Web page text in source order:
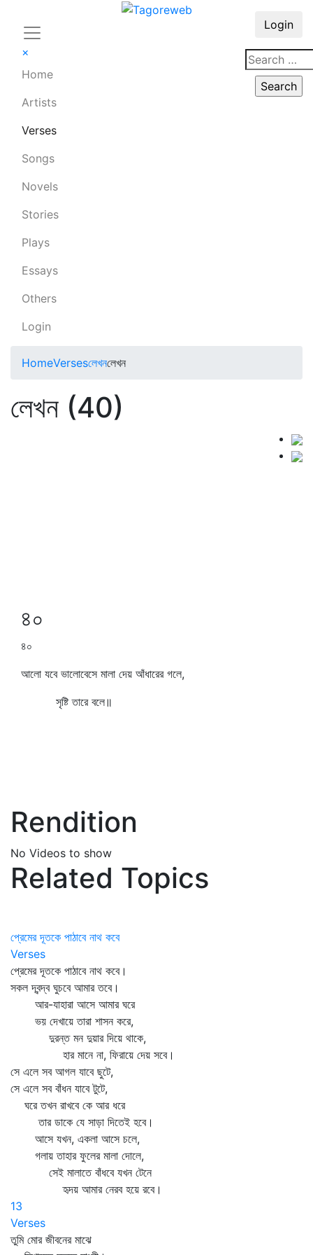
×
Home
Artists
Verses
Songs
Novels
Stories
Plays
Essays
Others
Login
Login
HomeVersesলেখনলেখন
লেখন (40)
৪০
৪০
আলো যবে ভালোবেসে মালা দেয় আঁধারের গলে,
সৃষ্টি তারে বলে॥
Rendition
No Videos to show
Related Topics
প্রেমের দূতকে পাঠাবে নাথ কবে
Verses
প্রেমের দূতকে পাঠাবে নাথ কবে।
সকল দ্বন্দ্ব ঘুচবে আমার তবে।
আর-যাহারা আসে আমার ঘরে
ভয় দেখায়ে তারা শাসন করে,
দুরন্ত মন দুয়ার দিয়ে থাকে,
হার মানে না, ফিরায়ে দেয় সবে।
সে এলে সব আগল যাবে ছুটে,
সে এলে সব বাঁধন যাবে টুটে,
ঘরে তখন রাখবে কে আর ধরে
তার ডাকে যে সাড়া দিতেই হবে।
আসে যখন, একলা আসে চলে,
গলায় তাহার ফুলের মালা দোলে,
সেই মালাতে বাঁধবে যখন টেনে
হৃদয় আমার নেরব হয়ে রবে।
13
Verses
তুমি মোর জীবনের মাঝে